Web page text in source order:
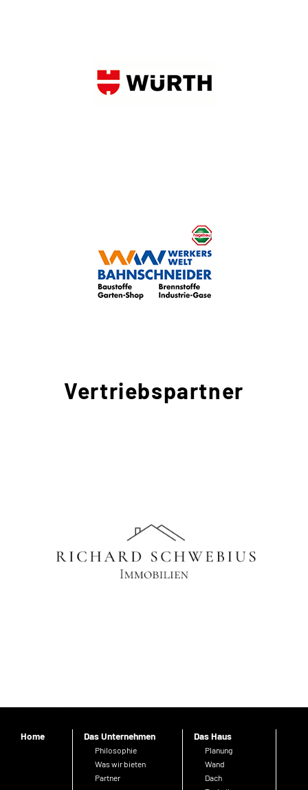
Vertriebspartner
Home Das Unternehmen
Philosophie
Was wir bieten
Partner
Das Haus
Planung
Wand
Dach